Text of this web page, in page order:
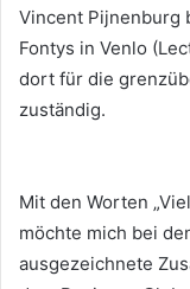
Vincent Pijnenburg
Fontys in Venlo
dort für die
zuständig.
Mit den Worten
möchte mich bei
ausgezeichnete